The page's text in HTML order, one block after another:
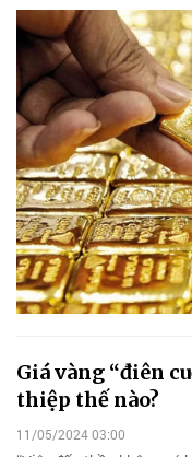
Giá vàng “điên
thiệp thế nào?
11/05/2024 03:00